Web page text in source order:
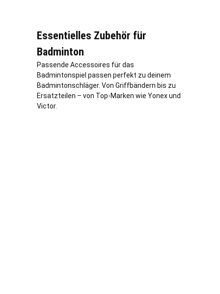
Essentielles Zubehör für
Badminton
Passende Accessoires für das
Badmintonspiel passen perfekt zu deinem
Badmintonschläger. Von Griffbändern bis zu
Ersatzteilen – von Top-Marken wie Yonex und
Victor.